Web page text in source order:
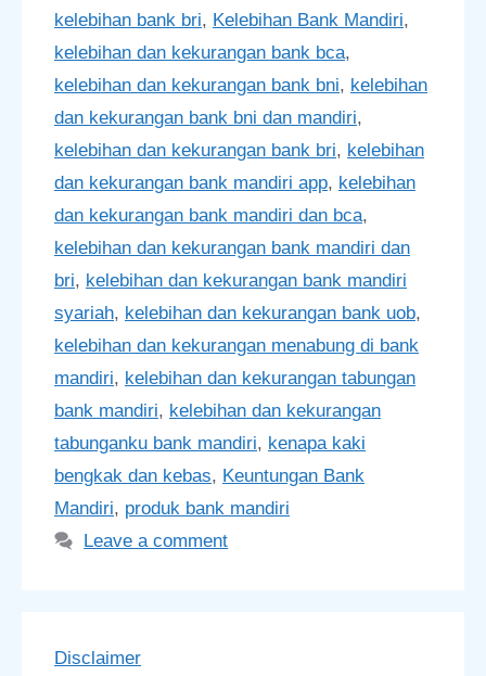
kelebihan bank bri, Kelebihan Bank Mandiri,
kelebihan dan kekurangan bank bca,
kelebihan dan kekurangan bank bni, kelebihan
dan kekurangan bank bni dan mandiri,
kelebihan dan kekurangan bank bri, kelebihan
dan kekurangan bank mandiri app, kelebihan
dan kekurangan bank mandiri dan bca,
kelebihan dan kekurangan bank mandiri dan
bri, kelebihan dan kekurangan bank mandiri
syariah, kelebihan dan kekurangan bank uob,
kelebihan dan kekurangan menabung di bank
mandiri, kelebihan dan kekurangan tabungan
bank mandiri, kelebihan dan kekurangan
tabunganku bank mandiri, kenapa kaki
bengkak dan kebas, Keuntungan Bank
Mandiri, produk bank mandiri
Leave a comment
Disclaimer